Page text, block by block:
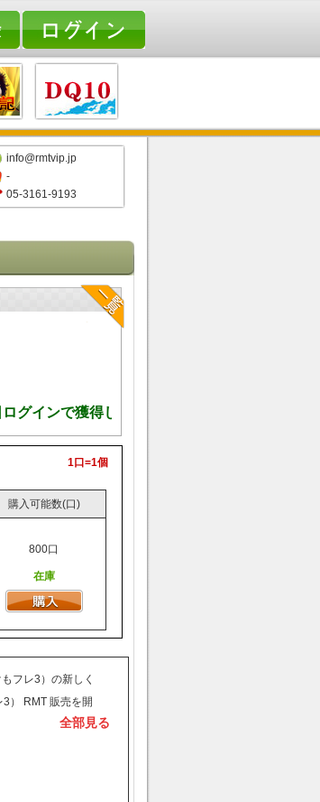
info@rmtvip.jp
-
05-3161-9193
グインで獲得しますので、ご安心ください
1口=1個
購入可能数(口)
800口
在庫
フレ3）​の新しく
販売始まりまし
） RMT 販売を開
全部見る